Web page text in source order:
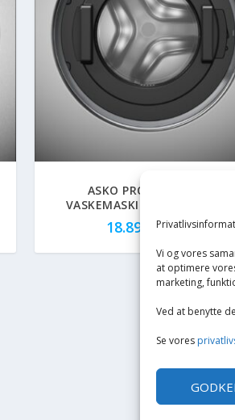
Vi og vores
at optimere
marketing,
Ved at benytte
Se vores
ASKO PROFESSIONAL
VASKEMASKINE WMC6742PT
18.895,00kr.